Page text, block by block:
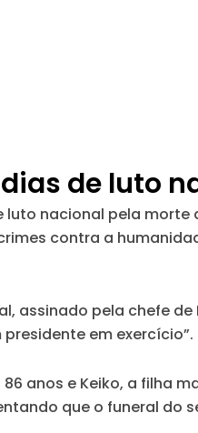
de luto
nacional pela morte
contra a
assinado pela chefe de
em exercício”.
anos e Keiko, a filha
que o funeral do